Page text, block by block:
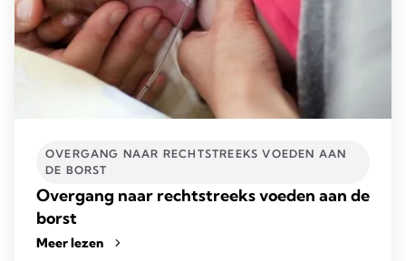
OVERGANG NAAR RECHTSTREEKS VOEDEN AAN
DE BORST
Overgang naar rechtstreeks voeden aan de
borst
Meer lezen